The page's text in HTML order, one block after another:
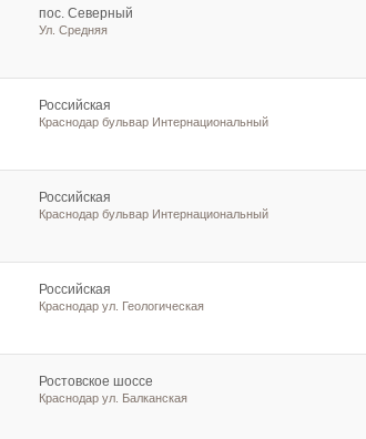
пос. Северный
Ул. Средняя
Российская
Краснодар бульвар Интернациональный
Российская
Краснодар бульвар Интернациональный
Российская
Краснодар ул. Геологическая
Ростовское шоссе
Краснодар ул. Балканская